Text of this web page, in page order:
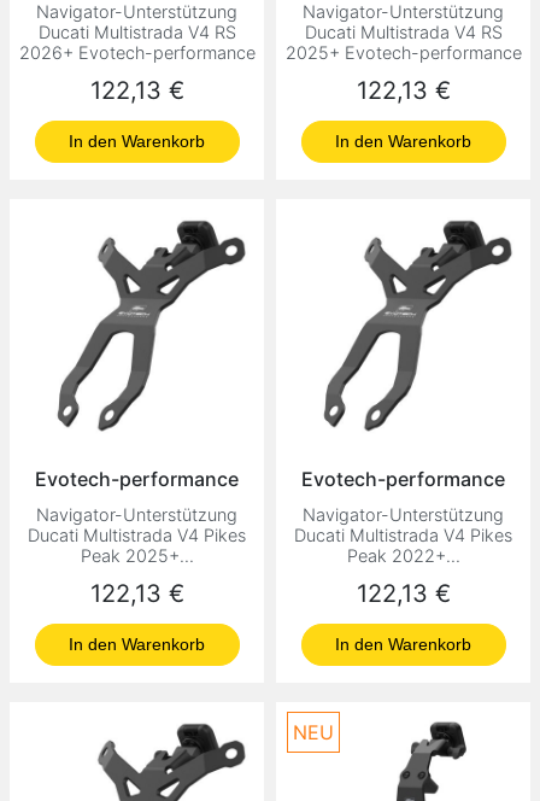
Navigator-Unterstützung
Ducati Multistrada V4 RS
2026+ Evotech-performance
Preis
122,13 €
In den Warenkorb
Navigator-Unterstützung
Ducati Multistrada V4 RS
2025+ Evotech-performance
Preis
122,13 €
In den Warenkorb
Evotech-performance
Navigator-Unterstützung
Ducati Multistrada V4 Pikes
Peak 2025+...
Preis
122,13 €
In den Warenkorb
Evotech-performance
Navigator-Unterstützung
Ducati Multistrada V4 Pikes
Peak 2022+...
Preis
122,13 €
In den Warenkorb
NEU